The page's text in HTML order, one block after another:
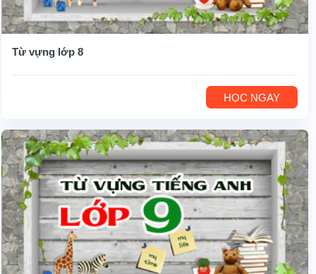
Từ vựng lớp 8
HỌC NGAY